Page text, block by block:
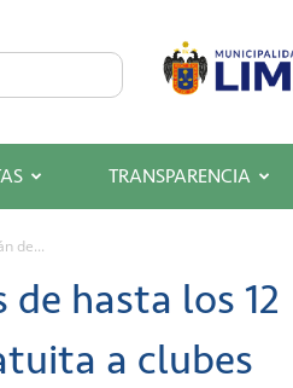
TRANSPARENCIA
de...
hasta los 12
a clubes